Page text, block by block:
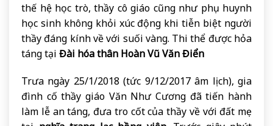
thế hệ học trò, thầy cô giáo cũng như phụ huynh
học sinh không khỏi xúc động khi tiễn biệt người
thầy đáng kính về với suối vàng. Thi thể được hỏa
táng tại Đài hóa thân Hoàn Vũ Văn Điển
Trưa ngày 25/1/2018 (tức 9/12/2017 âm lịch), gia
đình cố thầy giáo Văn Như Cương đã tiến hành
làm lễ an táng, đưa tro cốt của thầy về với đất mẹ